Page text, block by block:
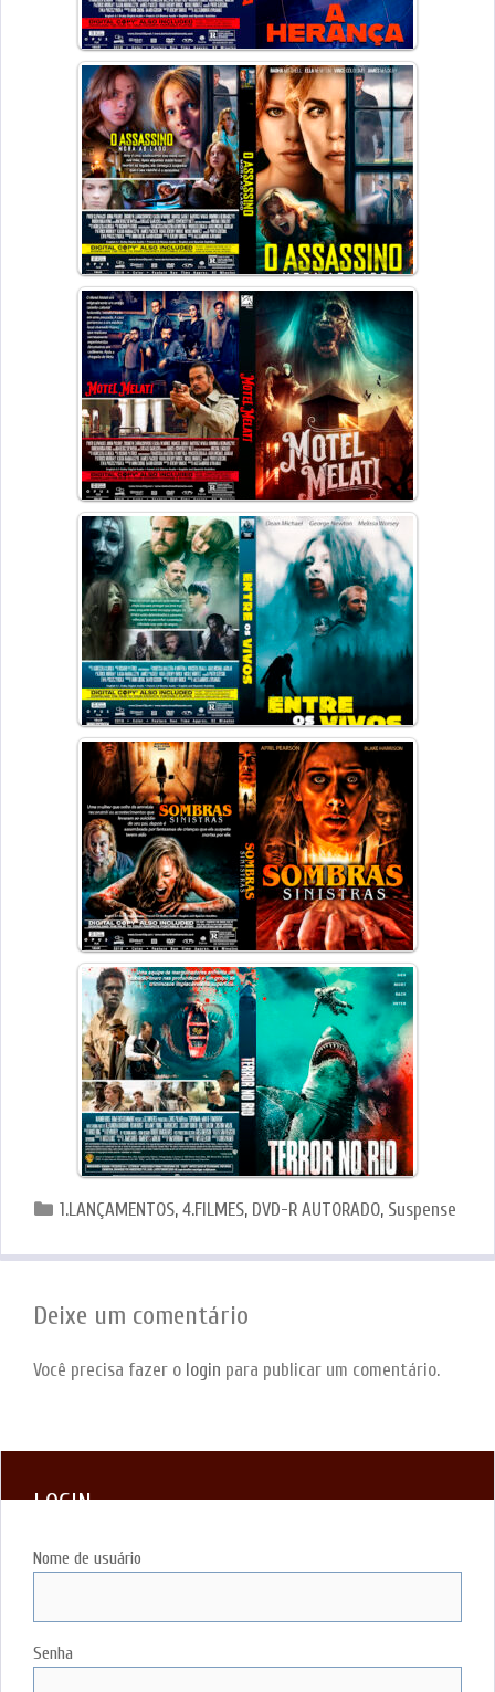
Categorias
1.LANÇAMENTOS,4.FILMES, DVD-R AUTORADO, Suspense
Deixe um comentário
Você precisa fazer o login para publicar um comentário.
LOGIN
Nome de usuário
Senha